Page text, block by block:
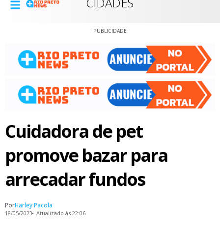
PUBLICIDADE
Cuidadora de pet
promove bazar para
arrecadar fundos
PorHarley Pacola
18/05/2023 Atualizado às 22:06